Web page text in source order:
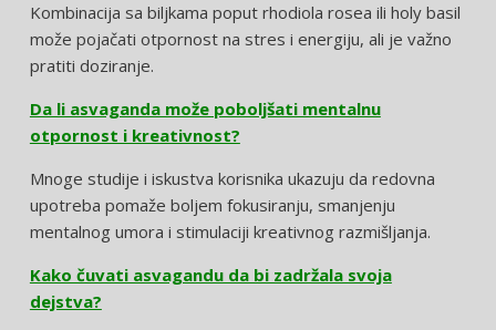
Kombinacija sa biljkama poput rhodiola rosea ili holy basil
može pojačati otpornost na stres i energiju, ali je važno
pratiti doziranje.
Da li asvaganda može poboljšati mentalnu
otpornost i kreativnost?
Mnoge studije i iskustva korisnika ukazuju da redovna
upotreba pomaže boljem fokusiranju, smanjenju
mentalnog umora i stimulaciji kreativnog razmišljanja.
Kako čuvati asvagandu da bi zadržala svoja
dejstva?